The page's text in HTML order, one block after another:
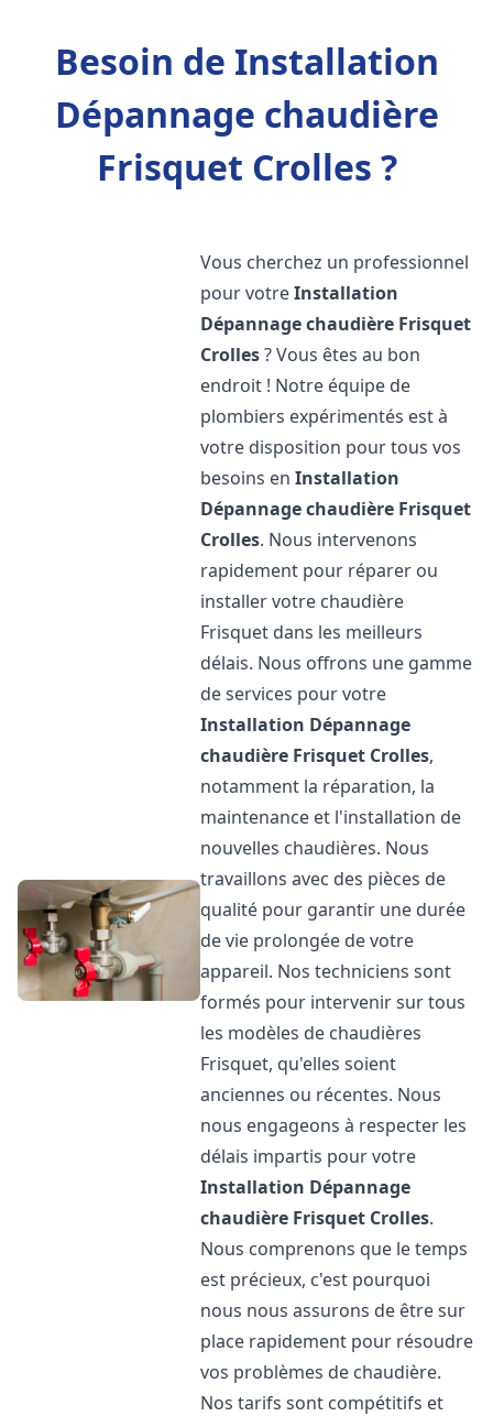
Besoin de Installation
Dépannage chaudière
Frisquet Crolles ?
Vous cherchez un professionnel
pour votreInstallation
Dépannage chaudière Frisquet
Crolles? Vous êtes au bon
endroit ! Notre équipe de
plombiers expérimentés est à
votre disposition pour tous vos
besoins enInstallation
Dépannage chaudière Frisquet
Crolles. Nous intervenons
rapidement pour réparer ou
installer votre chaudière
Frisquet dans les meilleurs
délais. Nous offrons une gamme
de services pour votre
Installation Dépannage
chaudière Frisquet Crolles,
notamment la réparation, la
maintenance et l'installation de
nouvelles chaudières. Nous
travaillons avec des pièces de
qualité pour garantir une durée
de vie prolongée de votre
appareil. Nos techniciens sont
formés pour intervenir sur tous
les modèles de chaudières
Frisquet, qu'elles soient
anciennes ou récentes. Nous
nous engageons à respecter les
délais impartis pour votre
Installation Dépannage
chaudière Frisquet Crolles.
Nous comprenons que le temps
est précieux, c'est pourquoi
nous nous assurons de être sur
place rapidement pour résoudre
vos problèmes de chaudière.
Nos tarifs sont compétitifs et